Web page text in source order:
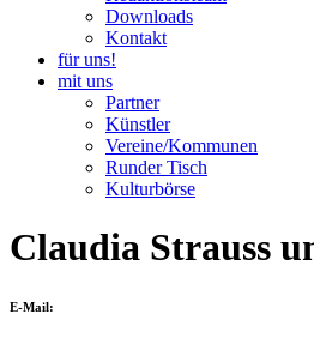
Downloads
Kontakt
für uns!
mit uns
Partner
Künstler
Vereine/Kommunen
Runder Tisch
Kulturbörse
Claudia Strauss
E-Mail: